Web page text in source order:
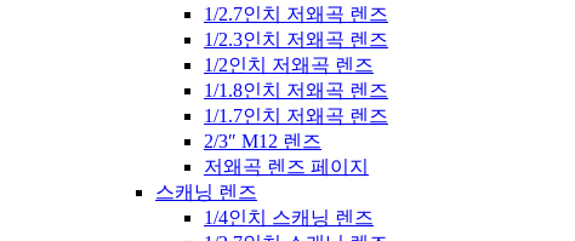
1/2.7인치 저왜곡 렌즈
1/2.3인치 저왜곡 렌즈
1/2인치 저왜곡 렌즈
1/1.8인치 저왜곡 렌즈
1/1.7인치 저왜곡 렌즈
2/3″ M12 렌즈
저왜곡 렌즈 페이지
스캐닝 렌즈
1/4인치 스캐닝 렌즈